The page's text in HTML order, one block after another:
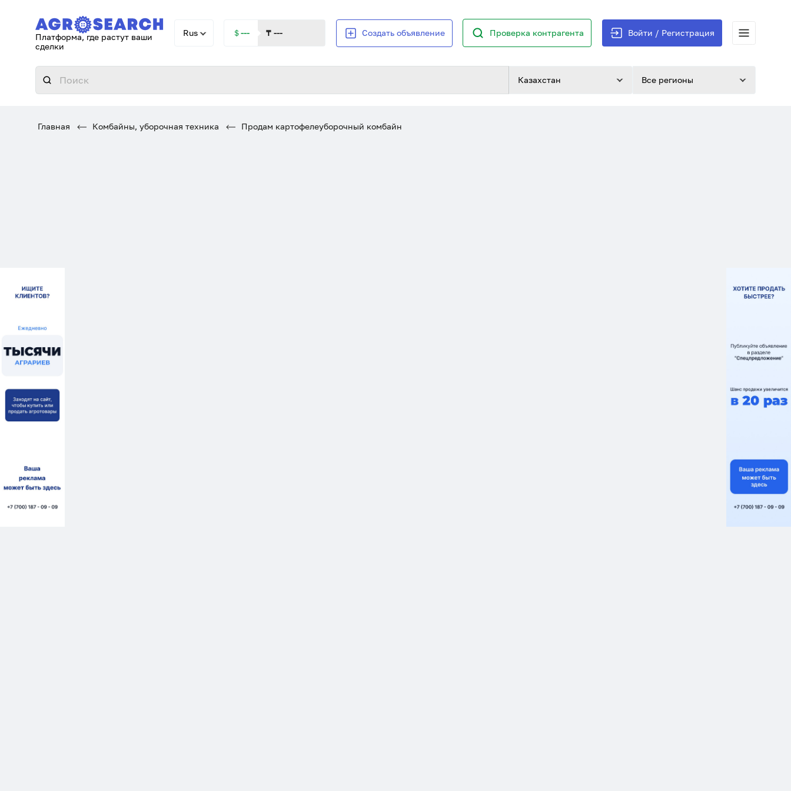
Платформа, где растут ваши
сделки
Rus ＄--- ₸ --- Создать объявление Проверка контрагента Войти / Регистрация
Казахстан Все регионы
Главная Комбайны, уборочная техника Продам картофелеуборочный комбайн